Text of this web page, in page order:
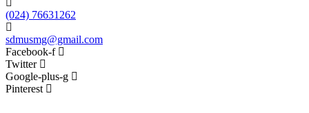
(024) 76631262
sdmusmg@gmail.com
Facebook-f
Twitter
Google-plus-g
Pinterest